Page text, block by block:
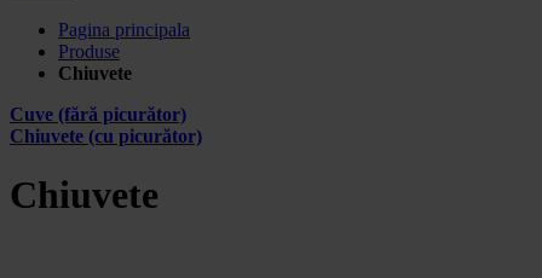
Pagina principala
Produse
Chiuvete
Cuve (fără picurător)
Chiuvete (cu picurător)
Chiuvete